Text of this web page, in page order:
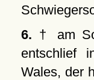
6. † am
entschlief
Wales, der